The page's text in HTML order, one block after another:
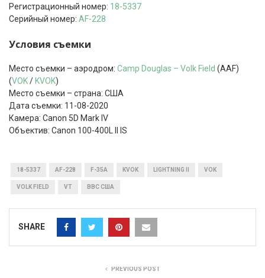
Регистрационный номер: 18-5337
Серийный номер: AF-228
Условия съемки
Место съемки – аэродром: Camp Douglas – Volk Field (AAF)
(VOK/ KVOK)
Место съемки – страна: США
Дата съемки: 11-08-2020
Камера: Canon 5D Mark IV
Объектив: Canon 100-400L II IS
18-5337 AF-228 F-35A KVOK LIGHTNING II VOK
VOLK FIELD VT ВВС США
SHARE
PREVIOUS POST